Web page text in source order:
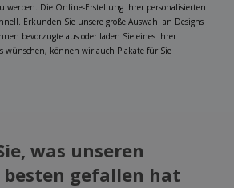
werben. Die Online-Erstellung Ihrer personalisierten
Erkunden Sie unsere große Auswahl an Designs
bevorzugte aus oder laden Sie eines Ihrer
wünschen, können wir auch Plakate für Sie
was unseren
besten gefallen hat